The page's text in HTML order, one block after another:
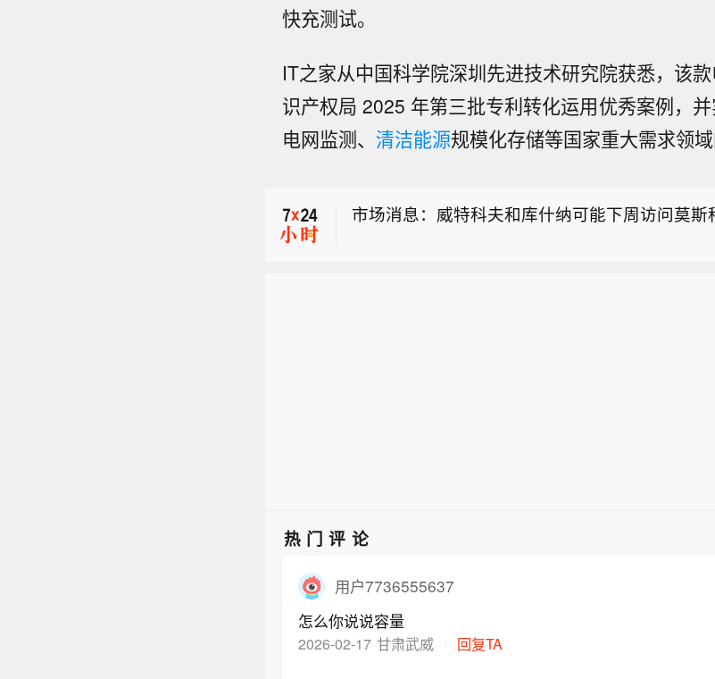
快充测试。
IT之家从中国科学院深圳先进技术研究院获悉，该
识产权局 2025 年第三批专利转化运用优秀案例，
电网监测、 清洁能源规模化存储等国家重大需求领域
【罗马尼亚国防部称未发现空中目标经该国领空
境内、靠近罗马尼亚边境地区发生的爆炸事件
统未发现任何飞行器穿越罗马尼亚领空进入保
部说，目前正持续监测罗马尼亚边境附近局势，
息，将及时发布进一步消息。保加利亚总理拉德
市场消息：威特科夫和库什纳可能下周访问莫斯
万斯：最为关注的是让最大数量的油气运出霍尔
境内、靠近罗马尼亚边境地区发生的爆炸事件，
市场消息：威特科夫和库什纳可能下周访问莫斯
热门评论
用户7736555637
怎么你说说容量
2026-02-17 甘肃武威 回复TA